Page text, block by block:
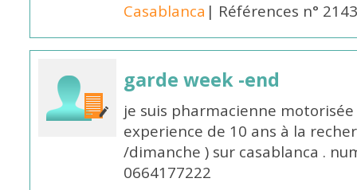
Casablanca | Références n°
garde week -end
je suis pharmacienne
experience de 10 ans à la
/dimanche ) sur casablanca .
0664177222